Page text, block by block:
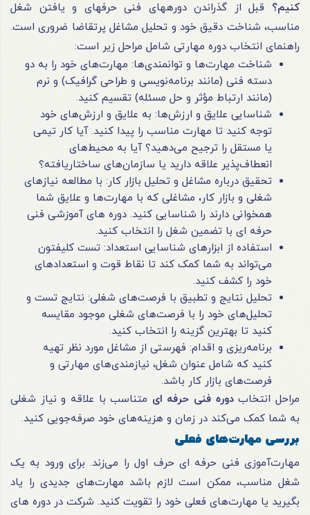
کنیم؟
قبل از گذراندن دوره‎های فنی حرفه‎ای و یافتن شغل
مناسب، شناخت دقیق خود و تحلیل مشاغل پرتقاضا ضروری است.
راهنمای انتخاب دوره مهارتی شامل مراحل زیر است:
شناخت مهارت‌ها و توانمندی‌ها: مهارت‌های خود را به دو
دسته فنی (مانند برنامه‌نویسی و طراحی گرافیک) و نرم
(مانند ارتباط مؤثر و حل مسئله) تقسیم کنید.
شناسایی علایق و ارزش‌ها: به علایق و ارزش‌های خود
توجه کنید تا مهارت مناسب را پیدا کنید. آیا کار تیمی
یا مستقل را ترجیح می‌دهید؟ آیا به محیط‌های
انعطاف‌پذیر علاقه دارید یا سازمان‌های ساختاریافته؟
تحقیق درباره مشاغل و تحلیل بازار کار: با مطالعه نیازهای
شغلی و بازار کار، مشاغلی که با مهارت‌ها و علایق شما
همخوانی دارند را شناسایی کنید. دوره های آموزشی فنی
حرفه ای با تضمین شغل را انتخاب کنید.
استفاده از ابزارهای شناسایی استعداد: تست کلیفتون
می‌تواند به شما کمک کند تا نقاط قوت و استعدادهای
خود را کشف کنید.
تحلیل نتایج و تطبیق با فرصت‌های شغلی: نتایج تست و
تحلیل‌های خود را با فرصت‌های شغلی موجود مقایسه
کنید تا بهترین گزینه را انتخاب کنید.
برنامه‌ریزی و اقدام: فهرستی از مشاغل مورد نظر تهیه
کنید که شامل عنوان شغل، نیازمندی‌های مهارتی و
فرصت‌های بازار کار باشد.
مراحل انتخابدوره فنی حرفه ای متناسب با علاقه و نیاز شغلی
به شما کمک می‌کند در زمان و هزینه‌های خود صرفه‌جویی کنید.
بررسی مهارت‌های فعلی
مهارت‌آموزی فنی حرفه ای حرف اول را می‌زند. برای ورود به یک
شغل مناسب، ممکن است لازم باشد مهارت‌های جدیدی را یاد
بگیرید یا مهارت‌های فعلی خود را تقویت کنید. شرکت در دوره های